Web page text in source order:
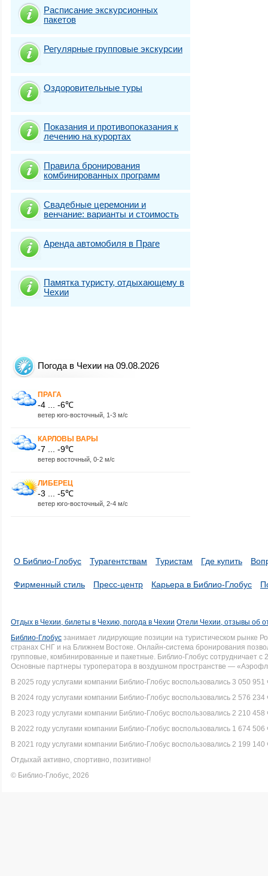
Расписание экскурсионных
пакетов
Регулярные групповые экскурсии
Оздоровительные туры
Показания и противопоказания к
лечению на курортах
Правила бронирования
комбинированных программ
Свадебные церемонии и
венчание: варианты и стоимость
Аренда автомобиля в Праге
Памятка туристу, отдыхающему в
Чехии
Погода в Чехии на 09.08.2026
ПРАГА
-4 ... -6℃
ветер юго-восточный, 1-3 м/с
КАРЛОВЫ ВАРЫ
-7 ... -9℃
ветер восточный, 0-2 м/с
ЛИБЕРЕЦ
-3 ... -5℃
ветер юго-восточный, 2-4 м/с
О Библио-Глобус Турагентствам Туристам Где купить
Фирменный стиль Пресс-центр Карьера в Библио-Глобус
Отдых в Чехии, билеты в Чехию, погода в Чехии Отели Чехии, отзывы об
Библио-Глобус занимает лидирующие позиции на туристическом рынке
странах СНГ и на Ближнем Востоке. Онлайн-система бронирования
групповые, комбинированные и пакетные. Библио-Глобус сотрудничает
Основные партнеры туроператора в воздушном пространстве —
В 2025 году услугами компании Библио-Глобус воспользовались 3 050 951
В 2024 году услугами компании Библио-Глобус воспользовались 2 576 234
В 2023 году услугами компании Библио-Глобус воспользовались 2 210 458
В 2022 году услугами компании Библио-Глобус воспользовались 1 674 506
В 2021 году услугами компании Библио-Глобус воспользовались 2 199 140
Отдыхай активно, спортивно, позитивно!
© Библио-Глобус, 2026